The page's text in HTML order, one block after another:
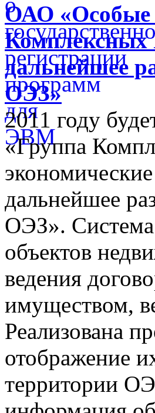
ОАО «Особые
Комплексных
дальнейшее
ОЭЗ»
2011 году
«Группа
дальнейшее
ОЭЗ». Система
объектов
ведения
имуществом,
Реализована
отображение
территории